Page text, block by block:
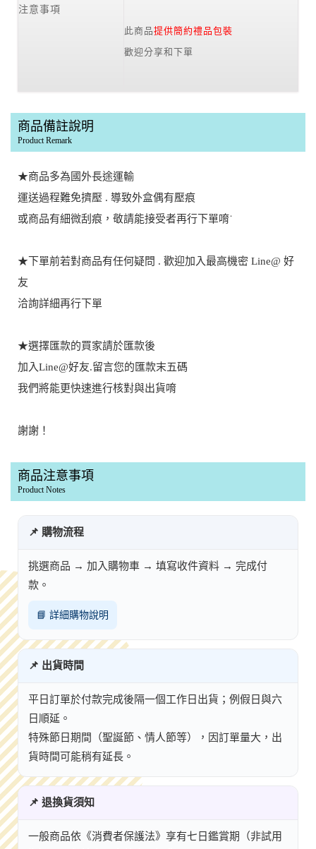
注意事項
此商品提供簡約禮品包裝
歡迎分享和下單
商品備註說明
Product Remark
★商品多為國外長途運輸
運送過程難免擠壓 . 導致外盒偶有壓痕
或商品有細微刮痕，敬請能接受者再行下單唷˙
★下單前若對商品有任何疑問 . 歡迎加入最高機密 Line@ 好
友
洽詢詳細再行下單
★選擇匯款的買家請於匯款後
加入Line@好友.留言您的匯款末五碼
我們將能更快速進行核對與出貨唷
謝謝！
商品注意事項
Product Notes
📌 購物流程
挑選商品 → 加入購物車 → 填寫收件資料 → 完成付
款。
📘 詳細購物說明
📌 出貨時間
平日訂單於付款完成後隔一個工作日出貨；例假日與六
日順延。
特殊節日期間（聖誕節、情人節等），因訂單量大，出
貨時間可能稍有延長。
📌 退換貨須知
一般商品依《消費者保護法》享有七日鑑賞期（非試用